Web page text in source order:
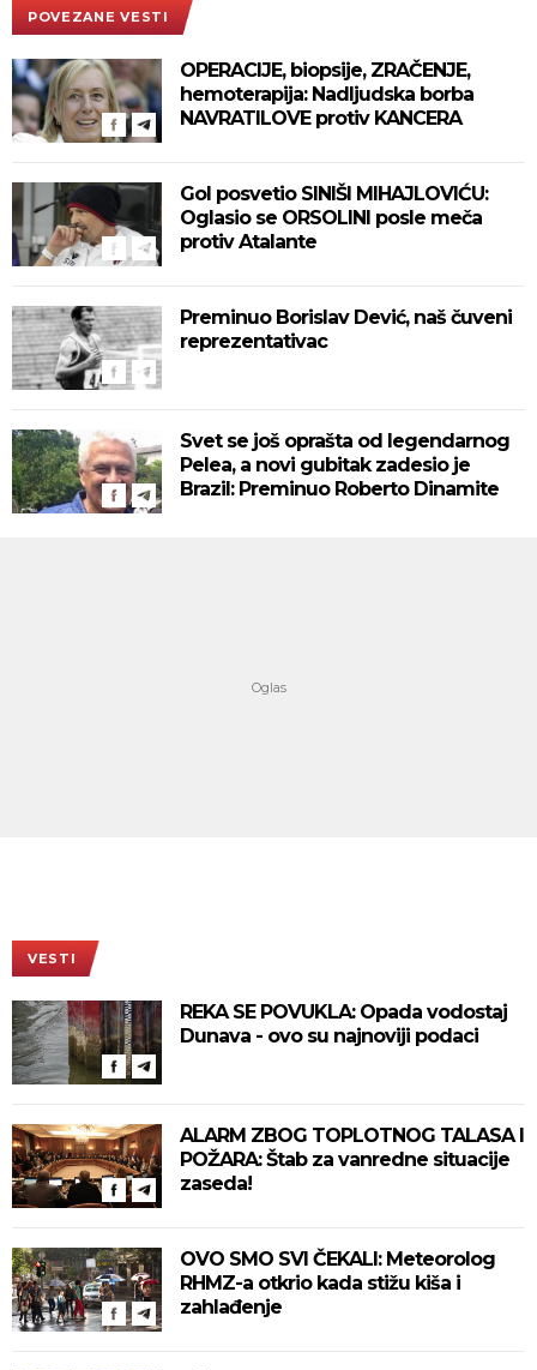
POVEZANE VESTI
OPERACIJE, biopsije, ZRAČENJE,
hemoterapija: Nadljudska borba
NAVRATILOVE protiv KANCERA
Gol posvetio SINIŠI MIHAJLOVIĆU:
Oglasio se ORSOLINI posle meča
protiv Atalante
Preminuo Borislav Dević, naš čuveni
reprezentativac
Svet se još oprašta od legendarnog
Pelea, a novi gubitak zadesio je
Brazil: Preminuo Roberto Dinamite
VESTI
REKA SE POVUKLA: Opada vodostaj
Dunava - ovo su najnoviji podaci
ALARM ZBOG TOPLOTNOG TALASA I
POŽARA: Štab za vanredne situacije
zaseda!
OVO SMO SVI ČEKALI: Meteorolog
RHMZ-a otkrio kada stižu kiša i
zahlađenje